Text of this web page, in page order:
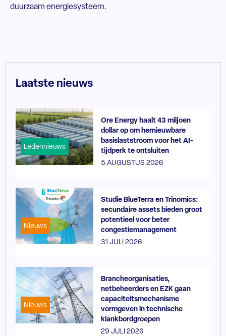
duurzaam energiesysteem.
Laatste nieuws
Ledennieuws
Ore Energy haalt 43 miljoen
dollar op om hernieuwbare
basislaststroom voor het AI-
tijdperk te ontsluiten
5 AUGUSTUS 2026
Nieuws
Studie BlueTerra en Trinomics:
secundaire assets bieden groot
potentieel voor beter
congestiemanagement
31 JULI 2026
Nieuws
Brancheorganisaties,
netbeheerders en EZK gaan
capaciteitsmechanisme
vormgeven in technische
klankbordgroepen
29 JULI 2026